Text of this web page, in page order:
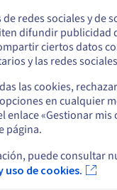
cuántica
cuántica con una
prueba y ejecuta tus
as a Service
y
y monitorice sus
el sitio web actual
redes sociales y de
difundir publicidad
ciertos datos
y las redes
las cookies,
en cualquier
enlace «Gestionar mis
página.
puede consultar
uso de cookies.